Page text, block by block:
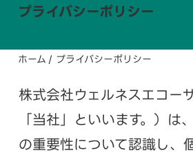
プライバシーポリシー
ホーム / プライバシーポリシー
株式会社ウェルネスエコー
「当社」といいます。）は
の重要性について認識し、